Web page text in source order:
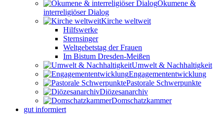
Ökumene &
interreligiöser Dialog
Kirche weltweit
Hilfswerke
Sternsinger
Weltgebetstag der Frauen
Im Bistum Dresden-Meißen
Umwelt & Nachhaltigkeit
Engagemententwicklung
Pastorale Schwerpunkte
Diözesanarchiv
Domschatzkammer
gut informiert